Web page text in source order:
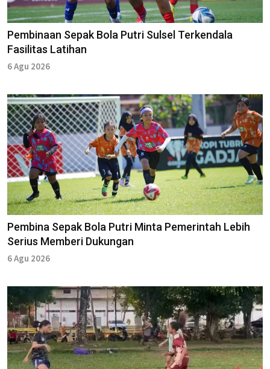
Pembinaan Sepak Bola Putri Sulsel Terkendala
Fasilitas Latihan
6 Agu 2026
Pembina Sepak Bola Putri Minta Pemerintah Lebih
Serius Memberi Dukungan
6 Agu 2026